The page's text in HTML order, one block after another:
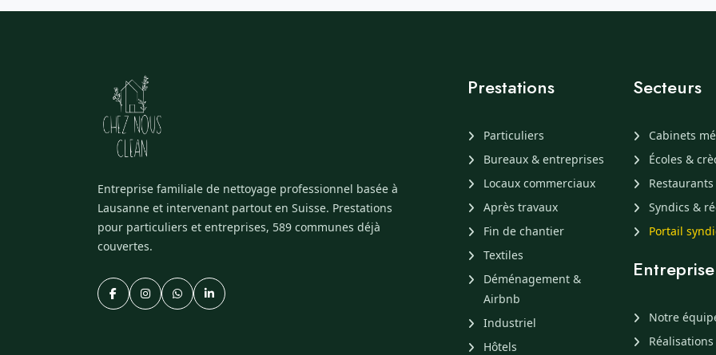
Entreprise familiale de nettoyage professionnel basée à
Lausanne et intervenant partout en Suisse. Prestations
pour particuliers et entreprises, 589 communes déjà
couvertes.
Prestations
Particuliers
Bureaux & entreprises
Locaux commerciaux
Après travaux
Fin de chantier
Textiles
Déménagement &
Airbnb
Industriel
Hôtels
Secteurs
Cabinets
Écoles &
Restaurants
Syndics &
Portail
Entreprise
Notre
Réalisations